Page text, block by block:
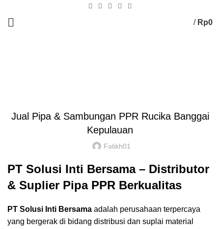
/ Rp0
Jual Pipa & Sambungan PPR Rucika Banggai
Kepulauan
Fatikh01
PT Solusi Inti Bersama – Distributor
& Suplier Pipa PPR Berkualitas
PT Solusi Inti Bersama adalah perusahaan terpercaya
yang bergerak di bidang distribusi dan suplai material